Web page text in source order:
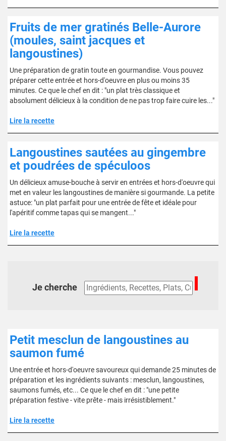
Fruits de mer gratinés Belle-Aurore
(moules, saint jacques et
langoustines)
Une préparation de gratin toute en gourmandise. Vous pouvez
préparer cette entrée et hors-d'oeuvre en plus ou moins 35
minutes. Ce que le chef en dit : "un plat très classique et
absolument délicieux à la condition de ne pas trop faire cuire les..."
Lire la recette
Langoustines sautées au gingembre
et poudrées de spéculoos
Un délicieux amuse-bouche à servir en entrées et hors-d'oeuvre qui
met en valeur les langoustines de manière si gourmande. La petite
astuce: "un plat parfait pour une entrée de fête et idéale pour
l'apéritif comme tapas qui se mangent..."
Lire la recette
Je cherche
Petit mesclun de langoustines au
saumon fumé
Une entrée et hors-d'oeuvre savoureux qui demande 25 minutes de
préparation et les ingrédients suivants : mesclun, langoustines,
saumons fumés, etc... Ce que le chef en dit : "une petite
préparation festive - vite prête - mais irrésistiblement."
Lire la recette